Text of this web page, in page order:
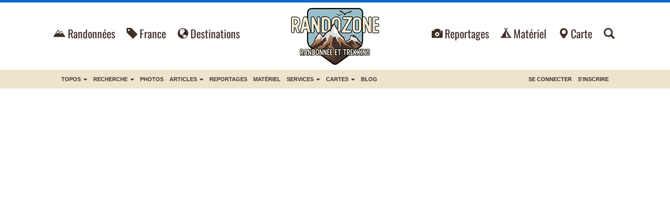
Randonnées France Destinations Reportages Matériel Carte
TOPOS RECHERCHE PHOTOS ARTICLES REPORTAGES MATÉRIEL SERVICES CARTES BLOG SE CONNECTER S'INSCRIRE